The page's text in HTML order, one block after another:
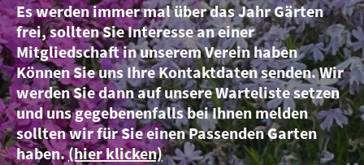
Es werden immer mal über das Jahr Gärten
frei, sollten Sie Interesse an einer
Mitgliedschaft in unserem Verein haben
Können Sie uns Ihre Kontaktdaten senden. Wir
werden Sie dann auf unsere Warteliste setzen
und uns gegebenenfalls bei Ihnen melden
sollten wir für Sie einen Passenden Garten
haben.(hier klicken)